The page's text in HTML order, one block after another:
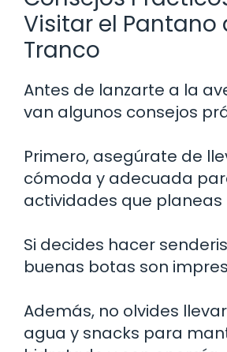
Visitar el Pantano
Tranco
Antes de lanzarte a la
van algunos consejos
Primero, asegúrate de
cómoda y adecuada
actividades que planeas
Si decides hacer
buenas botas son
Además, no olvides
agua y snacks para